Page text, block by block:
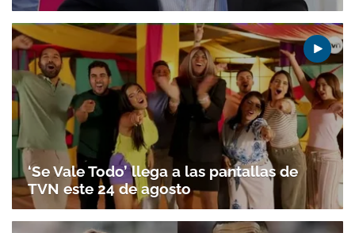
‘Se Vale Todo’ llega a las pantallas de
TVN este 24 de agosto